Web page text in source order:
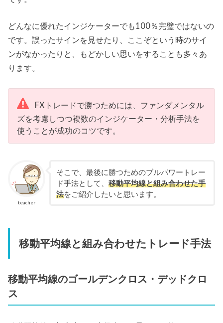
どんなに優れたインジケーターでも100％完璧ではないの
です。誤ったサインを見せたり、ここぞという時のサイ
ンがなかったりと、もどかしい思いをすることも多々あ
ります。
FXトレードで勝つためには、ファンダメンタル
ズを考慮しつつ複数のインジケーター・分析手法を
使うことが成功のコツです。
teacher
そこで、最後に勝つためのブルパワートレー
ド手法として、 移動平均線と組み合わせた手
法をご紹介したいと思います。
移動平均線と組み合わせたトレード手法
移動平均線のゴールデンクロス・デッドクロ
ス